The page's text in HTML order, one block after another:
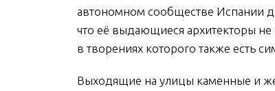
автономном сообществе Испании
что её выдающиеся архитекторы не
в творениях которого также есть
Выходящие на улицы каменные и